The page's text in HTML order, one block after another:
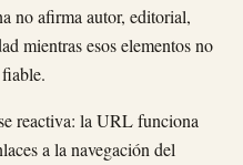
no afirma autor, editorial,
mientras esos elementos no
reactiva: la URL funciona
a la navegación del